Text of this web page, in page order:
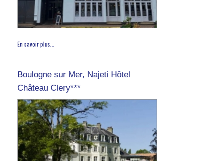
En savoir plus...
Boulogne sur Mer, Najeti Hôtel
Château Clery***